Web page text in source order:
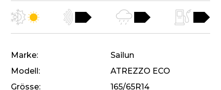
Marke
Sailun
Modell
ATREZZO ECO
Grösse
165/65R14